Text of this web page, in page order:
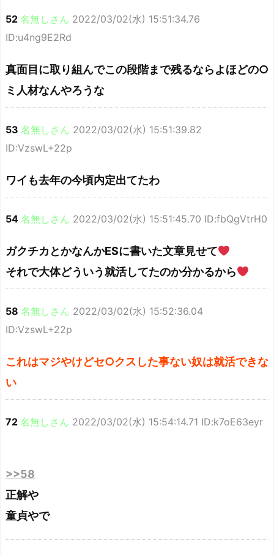
52 名無しさん 2022/03/02(水) 15:51:34.76
ID:u4ng9E2Rd
真面目に取り組んでこの段階まで残るならよほどの○
ミ人材なんやろうな
53 名無しさん 2022/03/02(水) 15:51:39.82
ID:VzswL+22p
ワイも去年の今頃内定出てたわ
54 名無しさん 2022/03/02(水) 15:51:45.70 ID:fbQgVtrH0
ガクチカとかなんかESに書いた文章見せて
それで大体どういう就活してたのか分かるから
58 名無しさん 2022/03/02(水) 15:52:36.04
ID:VzswL+22p
これはマジやけどセ○クスした事ない奴は就活できな
い
72 名無しさん 2022/03/02(水) 15:54:14.71 ID:k7oE63eyr
>>58
正解や
童貞やで